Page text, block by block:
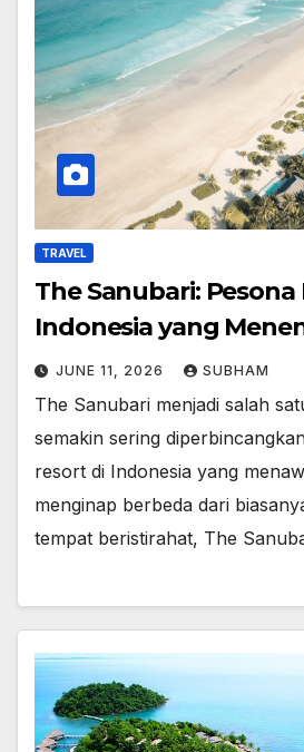
TRAVEL
The Sanubari: Pesona
Indonesia yang
JUNE 11, 2026 SUBHAM
The Sanubari menjadi salah
semakin sering
resort di Indonesia yang
menginap berbeda dari
tempat beristirahat, The